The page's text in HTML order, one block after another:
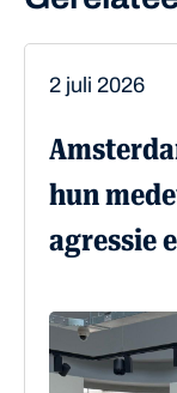
2 juli 2026
hun
agressie